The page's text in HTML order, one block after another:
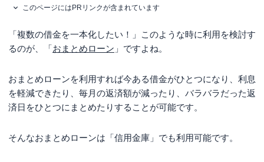
このページにはPRリンクが含まれています
「複数の借金を一本化したい！」このような時に利用を検討す
るのが、「おまとめローン 」ですよね。
おまとめローンを利用すれば今ある借金がひとつになり、利息
を軽減できたり、毎月の返済額が減ったり、バラバラだった返
済日をひとつにまとめたりすることが可能です。
そんなおまとめローンは「信用金庫」でも利用可能です。